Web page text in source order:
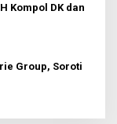
Kompol DK dan
Group, Soroti